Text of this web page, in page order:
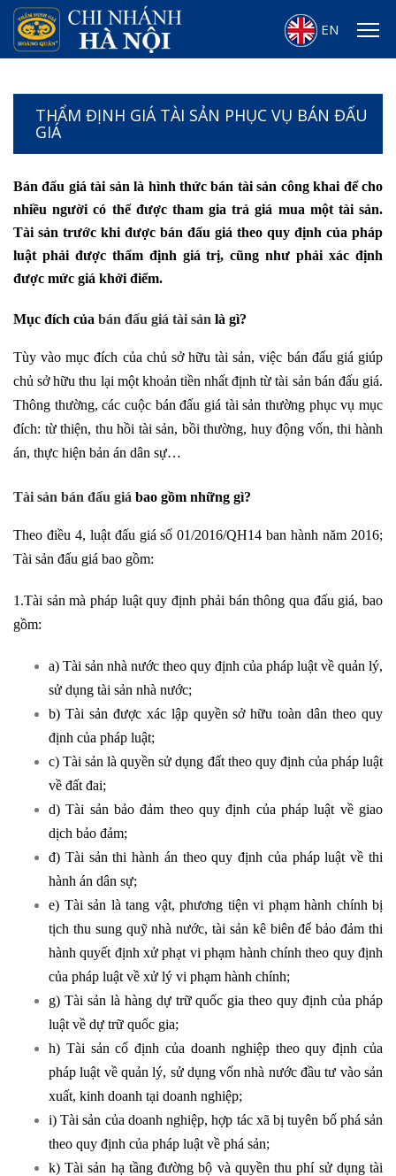
EN
THẨM ĐỊNH GIÁ TÀI SẢN PHỤC VỤ BÁN ĐẤU
GIÁ
Bán đấu giá tài sản là hình thức bán tài sản công khai để cho
nhiều người có thể được tham gia trả giá mua một tài sản.
Tài sản trước khi được bán đấu giá theo quy định của pháp
luật phải được thẩm định giá trị, cũng như phải xác định
được mức giá khởi điểm.
Mục đích của bán đấu giá tài sản là gì?
Tùy vào mục đích của chủ sở hữu tài sản, việc bán đấu giá giúp
chủ sở hữu thu lại một khoản tiền nhất định từ tài sản bán đấu giá.
Thông thường, các cuộc bán đấu giá tài sản thường phục vụ mục
đích: từ thiện, thu hồi tài sản, bồi thường, huy động vốn, thi hành
án, thực hiện bản án dân sự…
Tài sản bán đấu giá bao gồm những gì?
Theo điều 4, luật đấu giá số 01/2016/QH14 ban hành năm 2016;
Tài sản đấu giá bao gồm:
1.Tài sản mà pháp luật quy định phải bán thông qua đấu giá, bao
gồm:
a) Tài sản nhà nước theo quy định của pháp luật về quản lý,
sử dụng tài sản nhà nước;
b) Tài sản được xác lập quyền sở hữu toàn dân theo quy
định của pháp luật;
c) Tài sản là quyền sử dụng đất theo quy định của pháp luật
về đất đai;
d) Tài sản bảo đảm theo quy định của pháp luật về giao
dịch bảo đảm;
đ) Tài sản thi hành án theo quy định của pháp luật về thi
hành án dân sự;
e) Tài sản là tang vật, phương tiện vi phạm hành chính bị
tịch thu sung quỹ nhà nước, tài sản kê biên để bảo đảm thi
hành quyết định xử phạt vi phạm hành chính theo quy định
của pháp luật về xử lý vi phạm hành chính;
g) Tài sản là hàng dự trữ quốc gia theo quy định của pháp
luật về dự trữ quốc gia;
h) Tài sản cố định của doanh nghiệp theo quy định của
pháp luật về quản lý, sử dụng vốn nhà nước đầu tư vào sản
xuất, kinh doanh tại doanh nghiệp;
i) Tài sản của doanh nghiệp, hợp tác xã bị tuyên bố phá sản
theo quy định của pháp luật về phá sản;
k) Tài sản hạ tầng đường bộ và quyền thu phí sử dụng tài